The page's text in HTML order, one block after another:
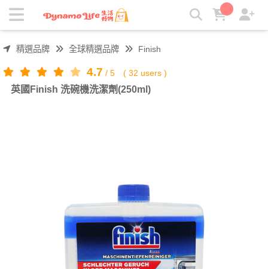
英國Finish 洗碗機洗潔劑(250ml) | 吸引力生活好物
精選品牌 全球精選品牌 Finish
4.7 / 5 ( 32 users )
英國Finish 洗碗機洗潔劑(250ml)